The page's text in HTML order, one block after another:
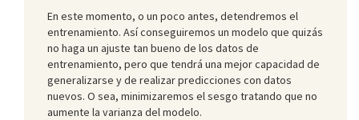
En este momento, o un poco antes, detendremos el
entrenamiento. Así conseguiremos un modelo que quizás
no haga un ajuste tan bueno de los datos de
entrenamiento, pero que tendrá una mejor capacidad de
generalizarse y de realizar predicciones con datos
nuevos. O sea, minimizaremos el sesgo tratando que no
aumente la varianza del modelo.